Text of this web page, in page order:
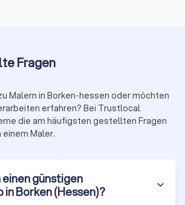
sorgt.
Fragen
Malern in Borken-hessen oder möchten
erfahren? Bei Trustlocal
die am häufigsten gestellten Fragen
Maler.
günstigen
Borken (Hessen)?